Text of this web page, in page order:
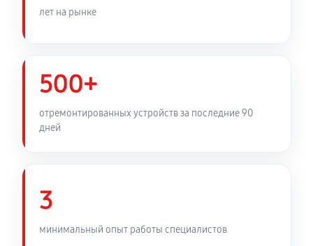
лет на рынке
500+
отремонтированных устройств за последние 90
дней
3
минимальный опыт работы специалистов